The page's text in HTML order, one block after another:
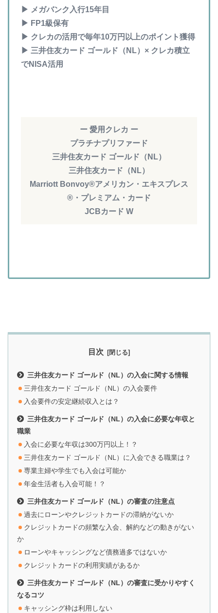
▶︎ メガバンク入行15年目
▶︎ FP1級保有
▶︎ クレカの活用で毎年10万円以上のポイント獲得
▶︎ 三井住友カード ゴールド（NL）× クレカ積立
でNISA活用
ー 愛用クレカ ー
プラチナプリファード
三井住友カード ゴールド（NL）
三井住友カード（NL）
Marriott Bonvoy®アメリカン・エキスプレス
®・プレミアム・カード​
JCBカード W
目次
三井住友カード ゴールド（NL）の入会に関する情報
三井住友カード ゴールド（NL）の入会要件
入会要件の安定継続収入とは？
三井住友カード ゴールド（NL）の入会に必要な年収と
職業
入会に必要な年収は300万円以上！？
三井住友カード ゴールド（NL）に入会できる職業は？
専業主婦や学生でも入会は可能か
年金生活者も入会可能！？
三井住友カード ゴールド（NL）の審査の注意点
過去にローンやクレジットカードの滞納がないか
クレジットカードの頻繁な入会、解約などの動きがない
か
ローンやキャッシングなど債務過多ではないか
クレジットカードの利用実績があるか
三井住友カード ゴールド（NL）の審査に受かりやすく
なるコツ
キャッシング枠は利用しない